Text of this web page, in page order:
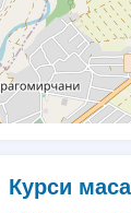
Курси